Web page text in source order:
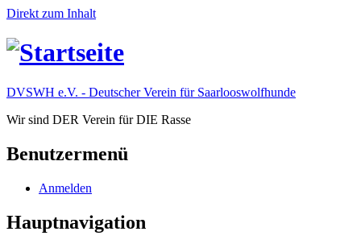
Direkt zum Inhalt
DVSWH e.V. - Deutscher Verein für Saarlooswolfhunde
Wir sind DER Verein für DIE Rasse
Benutzermenü
Anmelden
Hauptnavigation